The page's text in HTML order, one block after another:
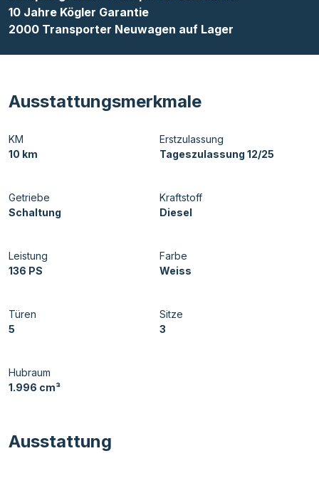
10 Jahre Kögler Garantie
2000 Transporter Neuwagen auf Lager
Ausstattungsmerkmale
KM
10 km
Erstzulassung
Tageszulassung 12/25
Getriebe
Schaltung
Kraftstoff
Diesel
Leistung
136 PS
Farbe
Weiss
Türen
5
Sitze
3
Hubraum
1.996 cm³
Ausstattung